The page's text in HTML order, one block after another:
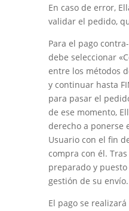
En caso de error,
validar el pedido,
Para el pago
debe seleccionar
entre los métodos
y continuar hasta
para pasar el
de ese momento,
derecho a ponerse
Usuario con el fin
compra con él.
preparado y
gestión de su envío.
El pago se